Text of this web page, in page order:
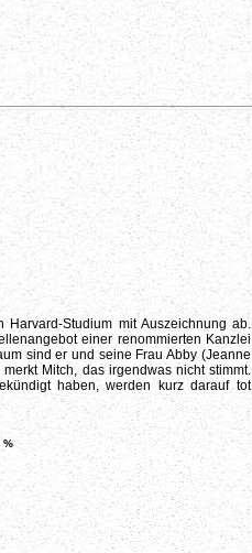
Harvard-Studium mit Auszeichnung ab.
einer renommierten Kanzlei
sind er und seine Frau Abby (Jeanne
Mitch, das irgendwas nicht stimmt.
haben, werden kurz darauf tot
%